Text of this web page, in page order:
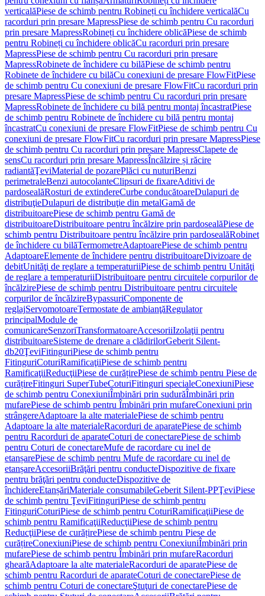
verticalăPiese de schimb pentru Robineți cu închidere verticalăCu
racorduri prin presare MapressPiese de schimb pentru Cu racorduri
prin presare MapressRobineți cu închidere oblicăPiese de schimb
pentru Robineți cu închidere oblicăCu racorduri prin presare
MapressPiese de schimb pentru Cu racorduri prin presare
MapressRobinete de închidere cu bilăPiese de schimb pentru
Robinete de închidere cu bilăCu conexiuni de presare FlowFitPiese
de schimb pentru Cu conexiuni de presare FlowFitCu racorduri prin
presare MapressPiese de schimb pentru Cu racorduri prin presare
MapressRobinete de închidere cu bilă pentru montaj încastratPiese
de schimb pentru Robinete de închidere cu bilă pentru montaj
încastratCu conexiuni de presare FlowFitPiese de schimb pentru Cu
conexiuni de presare FlowFitCu racorduri prin presare MapressPiese
de schimb pentru Cu racorduri prin presare MapressClapete de
sensCu racorduri prin presare MapressÎncălzire și răcire
radiantăŢeviMaterial de pozarePlăci cu nuturiBenzi
perimetraleBenzi autocolanteClipsuri de fixareAditivi de
pardosealăRosturi de extindereCurbe conducătoareDulapuri de
distribuţieDulapuri de distribuţie din metalGamă de
distribuitoarePiese de schimb pentru Gamă de
distribuitoareDistribuitoare pentru încălzire prin pardosealăPiese de
schimb pentru Distribuitoare pentru încălzire prin pardosealăRobinet
de închidere cu bilăTermometreAdaptoarePiese de schimb pentru
AdaptoareElemente de închidere pentru distribuitoareDivizoare de
debitUnităţi de reglare a temperaturiiPiese de schimb pentru Unităţi
de reglare a temperaturiiDistribuitoare pentru circuitele corpurilor de
încălzirePiese de schimb pentru Distribuitoare pentru circuitele
corpurilor de încălzireBypassuriComponente de
reglajServomotoareTermostate de ambianţăRegulator
principalModule de
comunicareSenzoriTransformatoareAccesoriiIzolaţii pentru
distribuitoareSisteme de drenare a clădirilorGeberit Silent-
db20ŢeviFitinguriPiese de schimb pentru
FitinguriCoturiRamificaţiiPiese de schimb pentru
RamificaţiiReducţiiPiese de curățirePiese de schimb pentru Piese de
curățireFitinguri SuperTubeCoturiFitinguri specialeConexiuniPiese
de schimb pentru ConexiuniÎmbinări prin sudurăÎmbinări prin
mufarePiese de schimb pentru Îmbinări prin mufareConexiuni prin
strângereAdaptoare la alte materialePiese de schimb pentru
Adaptoare la alte materialeRacorduri de aparatePiese de schimb
pentru Racorduri de aparateCoturi de conectarePiese de schimb
pentru Coturi de conectareMufe de racordare cu inel de
etanșarePiese de schimb pentru Mufe de racordare cu inel de
etanșareAccesoriiBrăţări pentru conducteDispozitive de fixare
pentru brăţări pentru conducteDispozitive de
închidereEtanșăriMateriale consumabileGeberit Silent-PPŢeviPiese
de schimb pentru ŢeviFitinguriPiese de schimb pentru
FitinguriCoturiPiese de schimb pentru CoturiRamificaţiiPiese de
schimb pentru RamificaţiiReducţiiPiese de schimb pentru
ReducţiiPiese de curățirePiese de schimb pentru Piese de
curățireConexiuniPiese de schimb pentru ConexiuniÎmbinări prin
mufarePiese de schimb pentru Îmbinări prin mufareRacorduri
ghearăAdaptoare la alte materialeRacorduri de aparatePiese de
schimb pentru Racorduri de aparateCoturi de conectarePiese de
schimb pentru Coturi de conectareŞtuţuri de conectarePiese de